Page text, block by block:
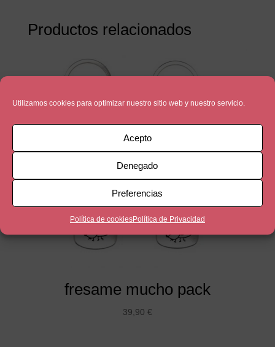
Utilizamos cookies para optimizar nuestro sitio web y nuestro servicio.
Acepto
Denegado
Preferencias
Política de cookiesPolítica de Privacidad
Productos relacionados
fresame mucho pack
39,90 €